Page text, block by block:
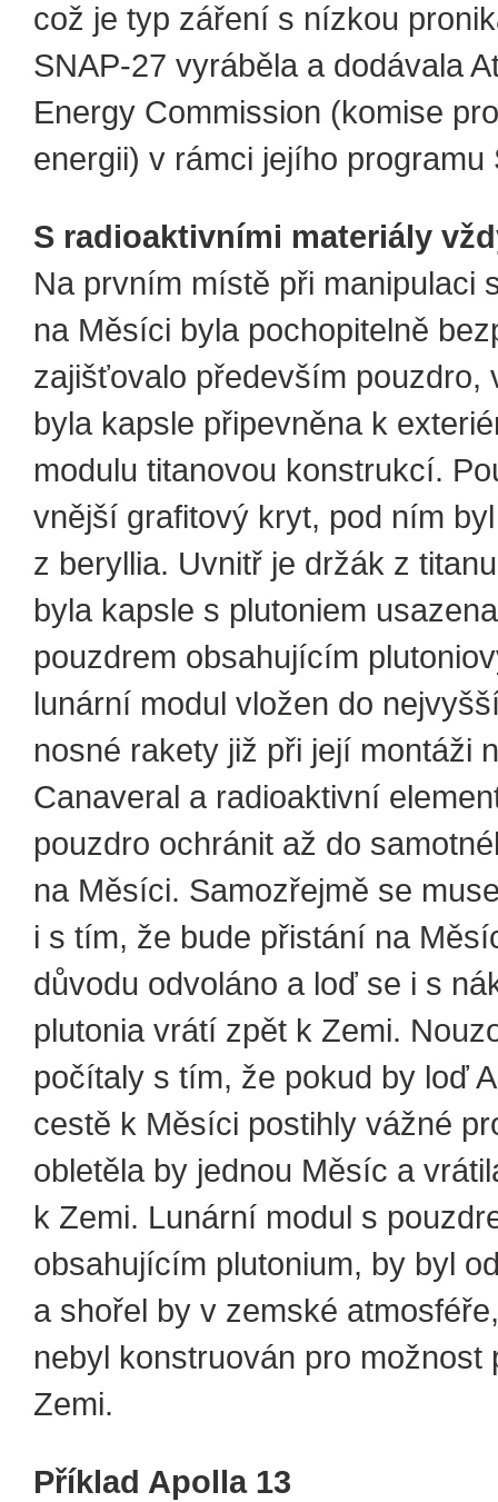
což je typ záření s nízkou
SNAP-27 vyráběla a dodávala
Energy Commission (komise
energii) v rámci jejího programu
S radioaktivními materiály
Na prvním místě při manipulaci
na Měsíci byla pochopitelně
zajišťovalo především pouzdro,
byla kapsle připevněna k
modulu titanovou konstrukcí.
vnější grafitový kryt, pod ním
z beryllia. Uvnitř je držák z
byla kapsle s plutoniem
pouzdrem obsahujícím
lunární modul vložen do
nosné rakety již při její montáži
Canaveral a radioaktivní
pouzdro ochránit až do
na Měsíci. Samozřejmě se
i s tím, že bude přistání na
důvodu odvoláno a loď se i s
plutonia vrátí zpět k Zemi.
počítaly s tím, že pokud by loď
cestě k Měsíci postihly vážné
obletěla by jednou Měsíc a
k Zemi. Lunární modul s
obsahujícím plutonium, by byl
a shořel by v zemské
nebyl konstruován pro možnost
Zemi.
Příklad Apolla 13